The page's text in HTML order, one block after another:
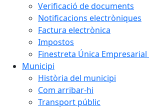
Verificació de documents
Notificacions electròniques
Factura electrònica
Impostos
Finestreta Única Empresarial
Municipi
Història del municipi
Com arribar-hi
Transport públic